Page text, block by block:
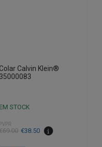
Colar Calvin Klein®
35000083
EM STOCK
PVPR
69.00 €38.50